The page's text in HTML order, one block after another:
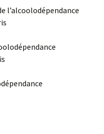
l’alcoolodépendance